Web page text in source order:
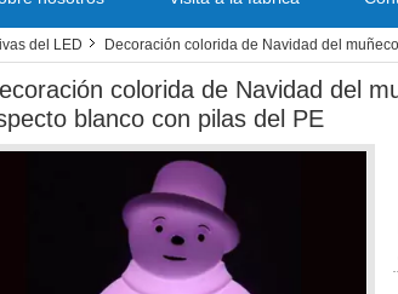
del LED Decoración colorida de Navidad del
colorida de Navidad del
blanco con pilas del PE